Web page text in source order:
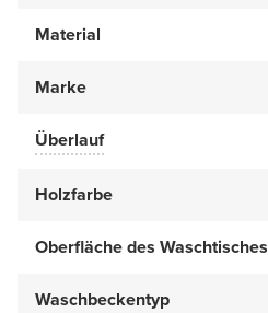
Material
Marke
Überlauf
Holzfarbe
Oberfläche des Waschtisches
Waschbeckentyp